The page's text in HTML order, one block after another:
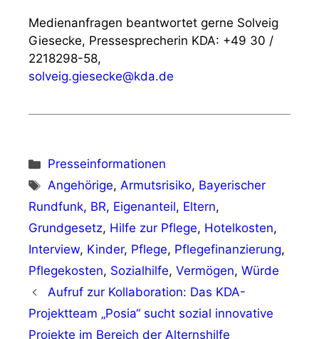
Medienanfragen beantwortet gerne Solveig
Giesecke, Pressesprecherin KDA: +49 30 /
2218298-58,
solveig.giesecke@kda.de
Kategorien
Presseinformationen
Schlagwörter
Angehörige,Armutsrisiko, Bayerischer
Rundfunk, BR, Eigenanteil, Eltern,
Grundgesetz, Hilfe zur Pflege, Hotelkosten,
Interview, Kinder, Pflege, Pflegefinanzierung,
Pflegekosten, Sozialhilfe, Vermögen, Würde
Aufruf zur Kollaboration: Das KDA-
Projektteam „Posia“ sucht sozial innovative
Projekte im Bereich der Alternshilfe